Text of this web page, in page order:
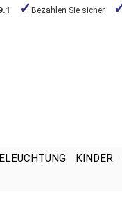
Bezahlen Sie sicher
KINDER